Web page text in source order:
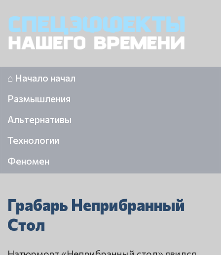
⌂ Начало начал
Размышления
Альтернативы
Технологии
Феномен
Грабарь Неприбранный
Стол